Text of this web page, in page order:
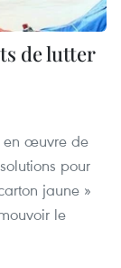
de lutter
en œuvre de
pour
jaune »
le